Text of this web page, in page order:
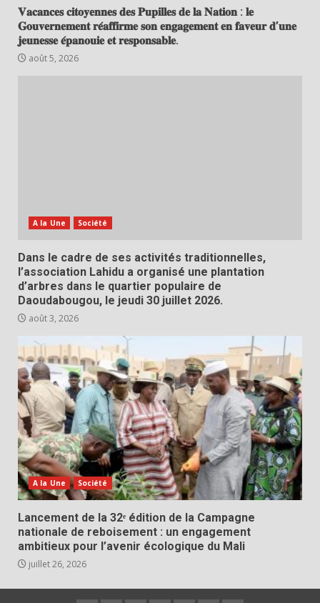
𝐕𝐚𝐜𝐚𝐧𝐜𝐞𝐬 𝐜𝐢𝐭𝐨𝐲𝐞𝐧𝐧𝐞𝐬 𝐝𝐞𝐬 𝐏𝐮𝐩𝐢𝐥𝐥𝐞𝐬 𝐝𝐞 𝐥𝐚 𝐍𝐚𝐭𝐢𝐨𝐧 : 𝐥𝐞
𝐆𝐨𝐮𝐯𝐞𝐫𝐧𝐞𝐦𝐞𝐧𝐭 𝐫𝐞́𝐚𝐟𝐟𝐢𝐫𝐦𝐞 𝐬𝐨𝐧 𝐞𝐧𝐠𝐚𝐠𝐞𝐦𝐞𝐧𝐭 𝐞𝐧 𝐟𝐚𝐯𝐞𝐮𝐫 𝐝’𝐮𝐧𝐞
𝐣𝐞𝐮𝐧𝐞𝐬𝐬𝐞 𝐞́𝐩𝐚𝐧𝐨𝐮𝐢𝐞 𝐞𝐭 𝐫𝐞𝐬𝐩𝐨𝐧𝐬𝐚𝐛𝐥𝐞.
août 5, 2026
A la Une Société
Dans le cadre de ses activités traditionnelles,
l’association Lahidu a organisé une plantation
d’arbres dans le quartier populaire de
Daoudabougou, le jeudi 30 juillet 2026.
août 3, 2026
A la Une Société
Lancement de la 32ᵉ édition de la Campagne
nationale de reboisement : un engagement
ambitieux pour l’avenir écologique du Mali
juillet 26, 2026